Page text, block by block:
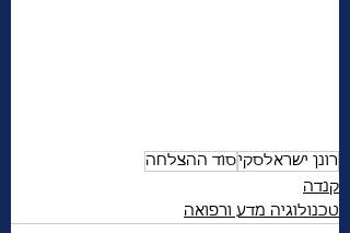
רונן ישראלסקיסוד ההצלחה
קנדה
טכנולוגיה מדע ורפואה